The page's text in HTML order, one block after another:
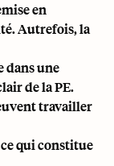
en
Autrefois, la
dans une
de la PE.
travailler
qui constitue